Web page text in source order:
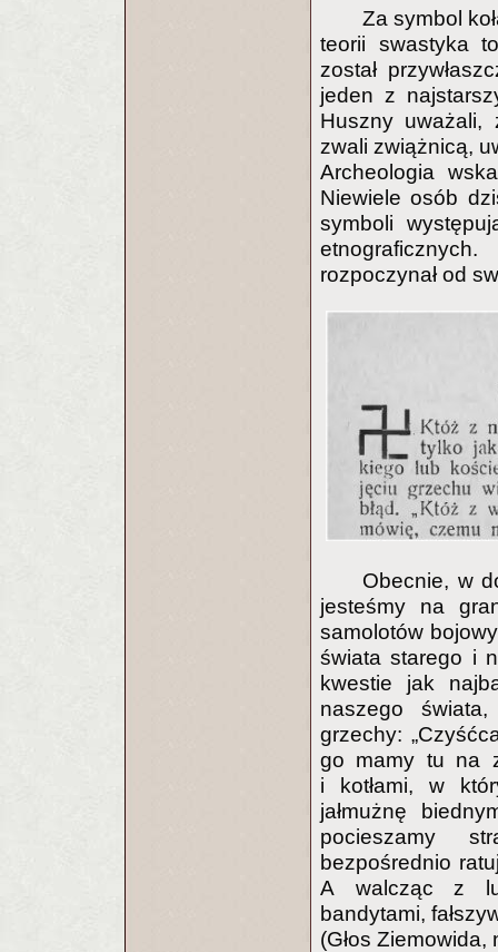
Za symbol
teorii swastyka
został
jeden z
Huszny uważali,
zwali zwiążnicą,
Archeologia
Niewiele osób
symboli
rozpoczynał od
Obecnie, w
jesteśmy na
samolotów
świata starego i
kwestie jak
naszego
grzechy:
go mamy tu na
i kotłami, w
jałmużnę
pocieszamy
bezpośrednio
A walcząc z
bandytami,
(Głos Ziemowida,